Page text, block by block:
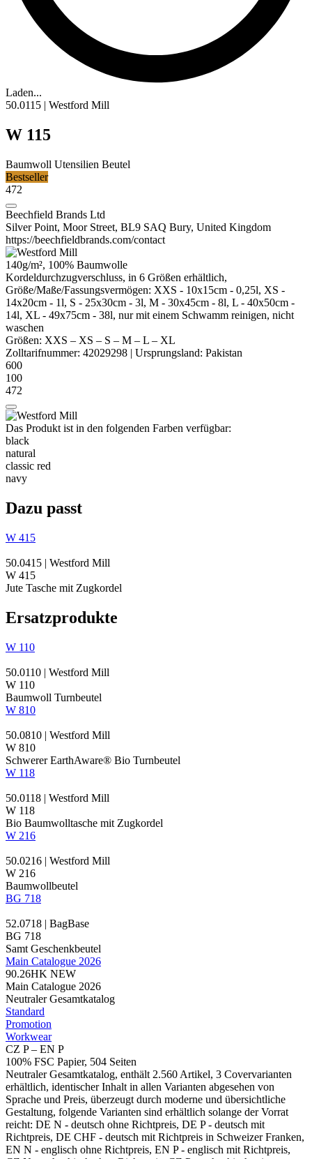
Laden...
50.0115 | Westford Mill
W 115
Baumwoll Utensilien Beutel
Bestseller
472
Beechfield Brands Ltd
Silver Point, Moor Street, BL9 SAQ Bury, United Kingdom
https://beechfieldbrands.com/contact
140g/m², 100% Baumwolle
Kordeldurchzugverschluss, in 6 Größen erhältlich,
Größe/Maße/Fassungsvermögen: XXS - 10x15cm - 0,25l, XS -
14x20cm - 1l, S - 25x30cm - 3l, M - 30x45cm - 8l, L - 40x50cm -
14l, XL - 49x75cm - 38l, nur mit einem Schwamm reinigen, nicht
waschen
Größen: XXS – XS – S – M – L – XL
Zolltarifnummer: 42029298 | Ursprungsland: Pakistan
600
100
472
Das Produkt ist in den folgenden Farben verfügbar:
black
natural
classic red
navy
Dazu passt
W 415
50.0415 | Westford Mill
W 415
Jute Tasche mit Zugkordel
Ersatzprodukte
W 110
50.0110 | Westford Mill
W 110
Baumwoll Turnbeutel
W 810
50.0810 | Westford Mill
W 810
Schwerer EarthAware® Bio Turnbeutel
W 118
50.0118 | Westford Mill
W 118
Bio Baumwolltasche mit Zugkordel
W 216
50.0216 | Westford Mill
W 216
Baumwollbeutel
BG 718
52.0718 | BagBase
BG 718
Samt Geschenkbeutel
Main Catalogue 2026
90.26HK NEW
Main Catalogue 2026
Neutraler Gesamtkatalog
Standard
Promotion
Workwear
CZ P – EN P
100% FSC Papier, 504 Seiten
Neutraler Gesamtkatalog, enthält 2.560 Artikel, 3 Covervarianten
erhältlich, identischer Inhalt in allen Varianten abgesehen von
Sprache und Preis, überzeugt durch moderne und übersichtliche
Gestaltung, folgende Varianten sind erhältlich solange der Vorrat
reicht: DE N - deutsch ohne Richtpreis, DE P - deutsch mit
Richtpreis, DE CHF - deutsch mit Richtpreis in Schweizer Franken,
EN N - englisch ohne Richtpreis, EN P - englisch mit Richtpreis,